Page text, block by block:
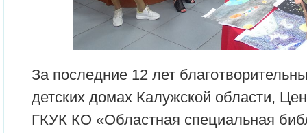
За последние 12 лет
детских домах Калужской области,
ГКУК КО «Областная специальная